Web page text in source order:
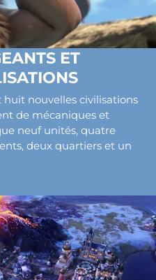
ET
nouvelles civilisations
de mécaniques et
neuf unités, quatre
deux quartiers et un